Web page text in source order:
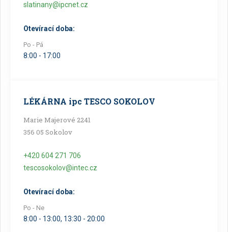
slatinany@ipcnet.cz
Otevírací doba:
Po - Pá
8:00 - 17:00
LÉKÁRNA ipc TESCO SOKOLOV
Marie Majerové 2241
356 05 Sokolov
+420 604 271 706
tescosokolov@intec.cz
Otevírací doba:
Po - Ne
8:00 - 13:00, 13:30 - 20:00